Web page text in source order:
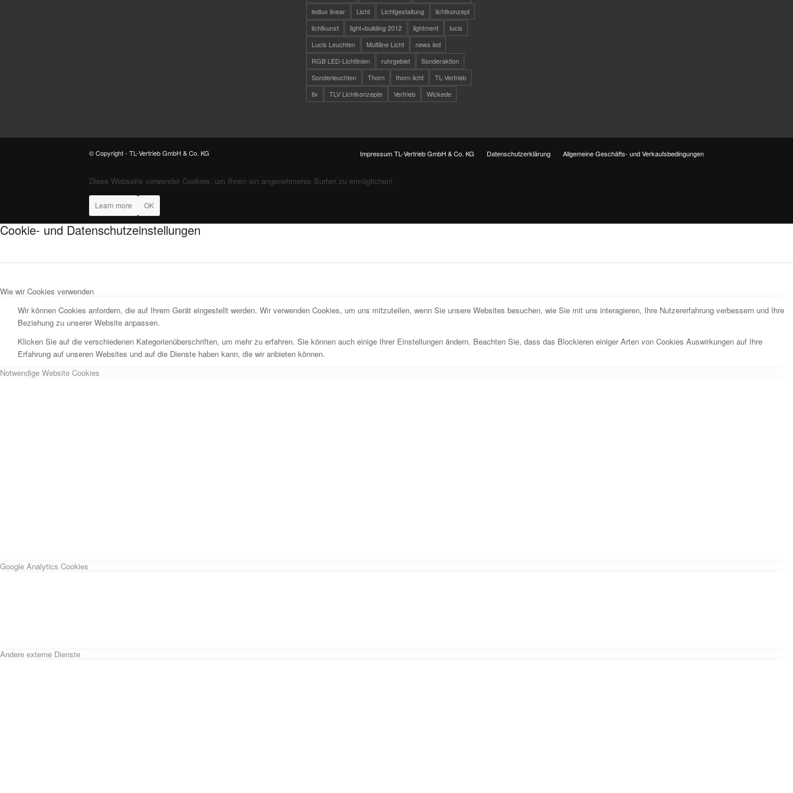
ledlux linear
Licht Lichtgestaltung
lichtkonzept
lichtkunst
light+building 2012 lightment
lucis
Lucis Leuchten
Multiline Licht
news led
RGB LED-Lichtlinien
ruhrgebiet
Sonderaktion
Sonderleuchten
Thorn thorn licht
TL-Vertrieb
tlv
TLV Lichtkonzepte Vertrieb Wickede
© Copyright - TL-Vertrieb GmbH & Co. KG Impressum TL-Vertrieb GmbH & Co. KG Datenschutzerklärung Allgemeine Geschäfts- und Verkaufsbedingungen
Diese Webseite verwendet Cookies, um Ihnen ein angenehmeres Surfen zu ermöglichen!
Learn more OK
Cookie- und Datenschutzeinstellungen
Wie wir Cookies verwenden
Wir können Cookies anfordern, die auf Ihrem Gerät eingestellt werden. Wir verwenden Cookies, um uns mitzuteilen, wenn Sie unsere Websites besuchen, wie Sie mit uns interagieren, Ihre Nutzererfahrung verbessern und Ihre
Beziehung zu unserer Website anpassen.
Klicken Sie auf die verschiedenen Kategorienüberschriften, um mehr zu erfahren. Sie können auch einige Ihrer Einstellungen ändern. Beachten Sie, dass das Blockieren einiger Arten von Cookies Auswirkungen auf Ihre
Erfahrung auf unseren Websites und auf die Dienste haben kann, die wir anbieten können.
Notwendige Website Cookies
Google Analytics Cookies
Andere externe Dienste